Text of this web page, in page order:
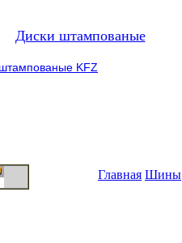
Диски штампованые
KFZ
Главная Шины